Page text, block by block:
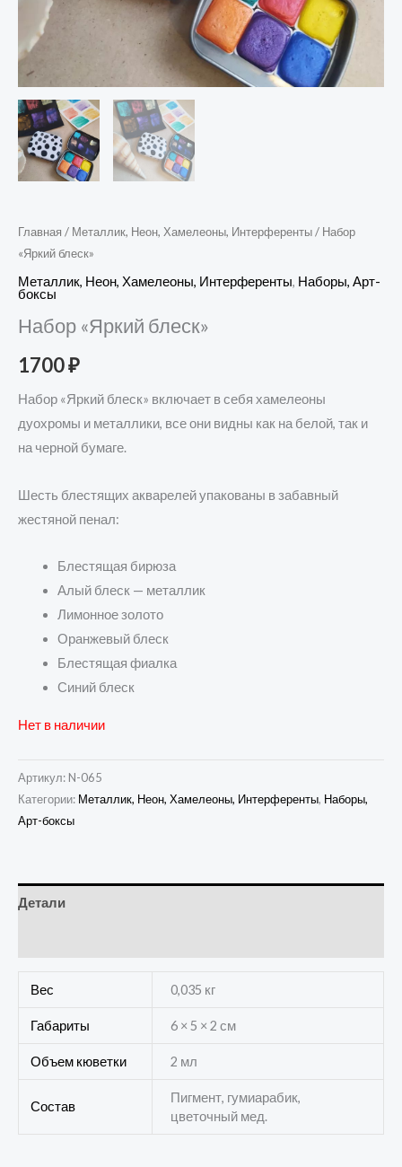
Главная / Металлик, Неон, Хамелеоны, Интерференты/ Набор
«Яркий блеск»
Металлик, Неон, Хамелеоны, Интерференты, Наборы, Арт-
боксы
Набор «Яркий блеск»
1700₽
Набор «Яркий блеск» включает в себя хамелеоны
дуохромы и металлики, все они видны как на белой, так и
на черной бумаге.
Шесть блестящих акварелей упакованы в забавный
жестяной пенал:
Блестящая бирюза
Алый блеск — металлик
Лимонное золото
Оранжевый блеск
Блестящая фиалка
Синий блеск
Нет в наличии
Артикул: N-065
Категории: Металлик, Неон, Хамелеоны, Интерференты, Наборы,
Арт-боксы
Детали
Вес 0,035 кг
Габариты 6 × 5 × 2 см
Объем кюветки 2 мл
Состав
Пигмент, гумиарабик,
цветочный мед.